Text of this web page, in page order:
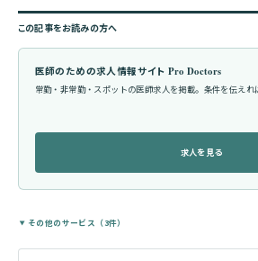
この記事をお読みの方へ
医師のための求人情報サイト Pro Doctors
常勤・非常勤・スポットの医師求人を掲載。条件を伝えれ
求人を見る
その他のサービス（3件）